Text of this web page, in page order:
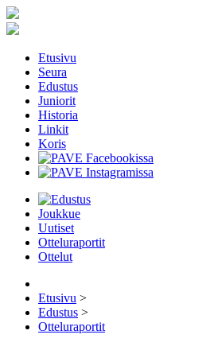
Etusivu
Seura
Edustus
Juniorit
Historia
Linkit
Koris
Joukkue
Uutiset
Otteluraportit
Ottelut
Etusivu >
Edustus >
Otteluraportit